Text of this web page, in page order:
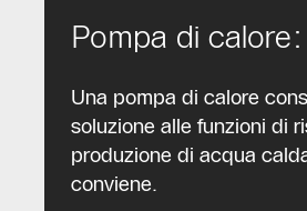
Pompa di
Una pompa di calore
soluzione alle funzioni di
produzione di acqua
conviene.
Spesso
definita
come il
sistema
di
Scopriam
sulla